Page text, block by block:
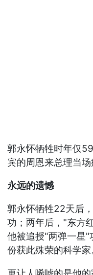
郭永怀牺牲时年仅
宾的周恩来总理当场
永远的遗憾
郭永怀牺牲22天后
功；两年后，"东方
他被追授"两弹一星"
份获此殊荣的科学家